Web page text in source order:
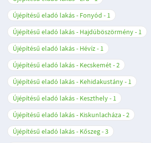
Újépítésű eladó lakás - Fonyód
1
Újépítésű eladó lakás - Hajdúböszörmény
1
Újépítésű eladó lakás - Hévíz
1
Újépítésű eladó lakás - Kecskemét 2
Újépítésű eladó lakás - Kehidakustány
1
Újépítésű eladó lakás - Keszthely
1
Újépítésű eladó lakás - Kiskunlacháza 2
Újépítésű eladó lakás - Kőszeg 3